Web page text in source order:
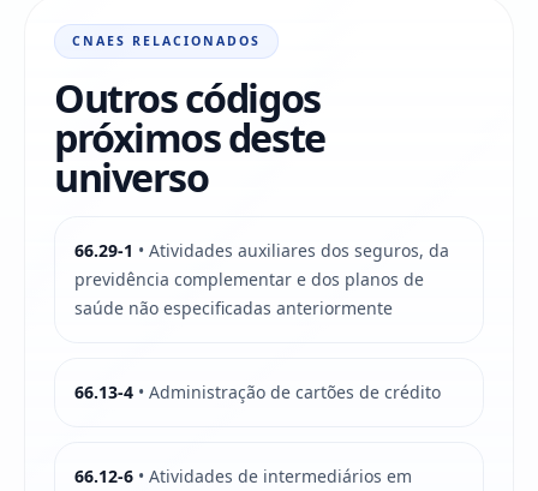
CNAES RELACIONADOS
Outros códigos
próximos deste
universo
66.29-1 • Atividades auxiliares dos seguros, da
previdência complementar e dos planos de
saúde não especificadas anteriormente
66.13-4 • Administração de cartões de crédito
66.12-6 • Atividades de intermediários em